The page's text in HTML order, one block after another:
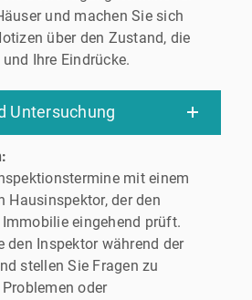
und machen Sie sich
über den Zustand, die
Ihre Eindrücke.
Untersuchung
mit einem
Hausinspektor, der den
eingehend prüft.
den Inspektor während der
stellen Sie Fragen zu
oder